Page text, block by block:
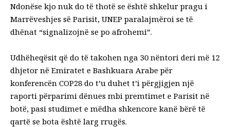
Ndonëse kjo nuk do të thotë se është shkelur pragu i
Marrëveshjes së Parisit, UNEP paralajmëroi se të
dhënat “signalizojnë se po afrohemi”.
Udhëheqësit që do të takohen nga 30 nëntori deri më 12
dhjetor në Emiratet e Bashkuara Arabe për
konferencën COP28 do t’u duhet t’i përgjigjen një
raporti përparimi dënues mbi premtimet e Parisit në
botë, pasi studimet e mëdha shkencore kanë bërë të
qartë se bota është larg rrugës.